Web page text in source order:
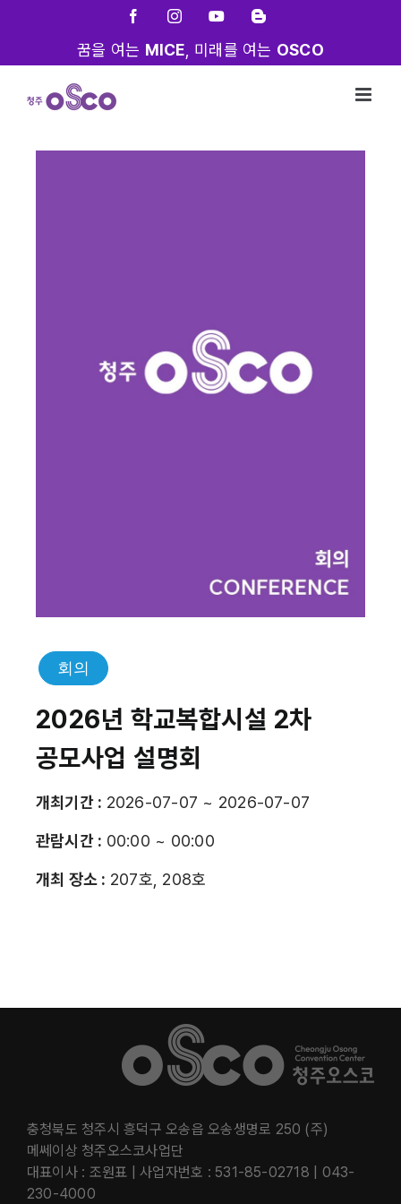
FacebookInstagramYouTubeBlogger
꿈을 여는 MICE , 미래를 여는 OSCO
회의
2026년 학교복합시설 2차
공모사업 설명회
개최기간 : 2026-07-07 ~ 2026-07-07
관람시간 : 00:00 ~ 00:00
개최 장소 : 207호, 208호
충청북도 청주시 흥덕구 오송읍 오송생명로 250 (주)
메쎄이상 청주오스코사업단
대표이사 : 조원표 | 사업자번호 : 531-85-02718 | 043-
230-4000